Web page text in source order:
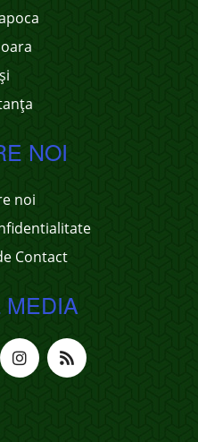
NOI
noi
Contact
MEDIA